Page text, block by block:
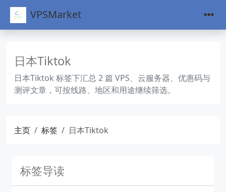
VPSMarket
日本Tiktok
日本Tiktok 标签下汇总 2 篇 VPS、云服务器、优惠码与
测评文章，可按线路、地区和用途继续筛选。
主页 标签 日本Tiktok
标签导读